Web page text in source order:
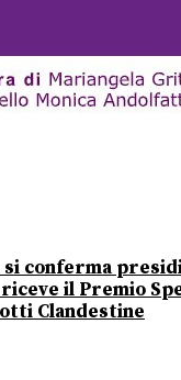
conferma
il Premio
Clandestine